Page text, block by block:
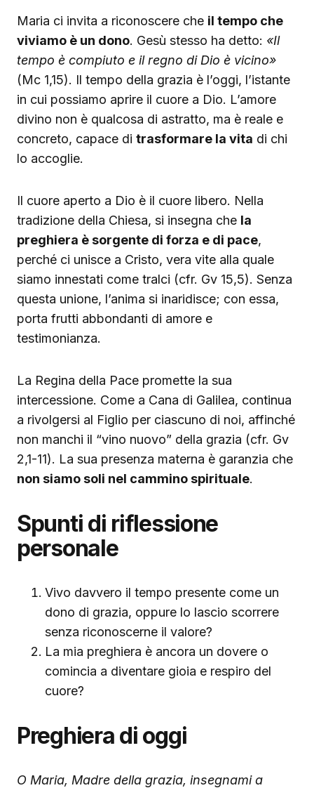
Maria ci invita a riconoscere che il tempo che
viviamo è un dono. Gesù stesso ha detto: «Il
tempo è compiuto e il regno di Dio è vicino»
(Mc 1,15). Il tempo della grazia è l’oggi, l’istante
in cui possiamo aprire il cuore a Dio. L’amore
divino non è qualcosa di astratto, ma è reale e
concreto, capace di trasformare la vita di chi
lo accoglie.
Il cuore aperto a Dio è il cuore libero. Nella
tradizione della Chiesa, si insegna che la
preghiera è sorgente di forza e di pace,
perché ci unisce a Cristo, vera vite alla quale
siamo innestati come tralci (cfr. Gv 15,5). Senza
questa unione, l’anima si inaridisce; con essa,
porta frutti abbondanti di amore e
testimonianza.
La Regina della Pace promette la sua
intercessione. Come a Cana di Galilea, continua
a rivolgersi al Figlio per ciascuno di noi, affinché
non manchi il “vino nuovo” della grazia (cfr. Gv
2,1-11). La sua presenza materna è garanzia che
non siamo soli nel cammino spirituale.
Spunti di riflessione
personale
Vivo davvero il tempo presente come un
dono di grazia, oppure lo lascio scorrere
senza riconoscerne il valore?
La mia preghiera è ancora un dovere o
comincia a diventare gioia e respiro del
cuore?
Preghiera di oggi
O Maria, Madre della grazia, insegnami a